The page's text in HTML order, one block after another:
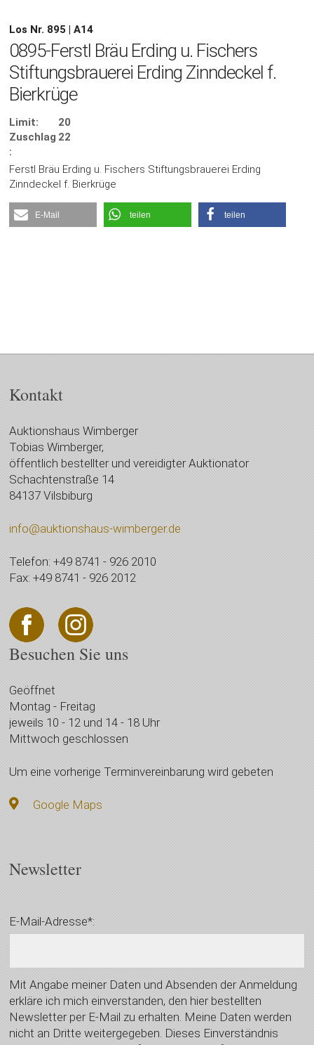
Los Nr. 895 | A14
0895-Ferstl Bräu Erding u. Fischers
Stiftungsbrauerei Erding Zinndeckel f.
Bierkrüge
Limit:
20
Zuschlag
:
22
Ferstl Bräu Erding u. Fischers Stiftungsbrauerei Erding
Zinndeckel f. Bierkrüge
E-Mail teilen teilen
Kontakt
Auktionshaus Wimberger
Tobias Wimberger,
öffentlich bestellter und vereidigter Auktionator
Schachtenstraße 14
84137 Vilsbiburg
info@auktionshaus-wimberger.de
Telefon: +49 8741 - 926 2010
Fax: +49 8741 - 926 2012
Besuchen Sie uns
Geöffnet
Montag - Freitag
jeweils 10 - 12 und 14 - 18 Uhr
Mittwoch geschlossen
Um eine vorherige Terminvereinbarung wird gebeten
Google Maps
Newsletter
E-Mail-Adresse*:
Mit Angabe meiner Daten und Absenden der Anmeldung
erkläre ich mich einverstanden, den hier bestellten
Newsletter per E-Mail zu erhalten. Meine Daten werden
nicht an Dritte weitergegeben. Dieses Einverständnis